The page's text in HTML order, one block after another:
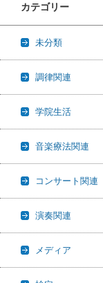
カテゴリー
未分類
調律関連
学院生活
音楽療法関連
コンサート関連
演奏関連
メディア